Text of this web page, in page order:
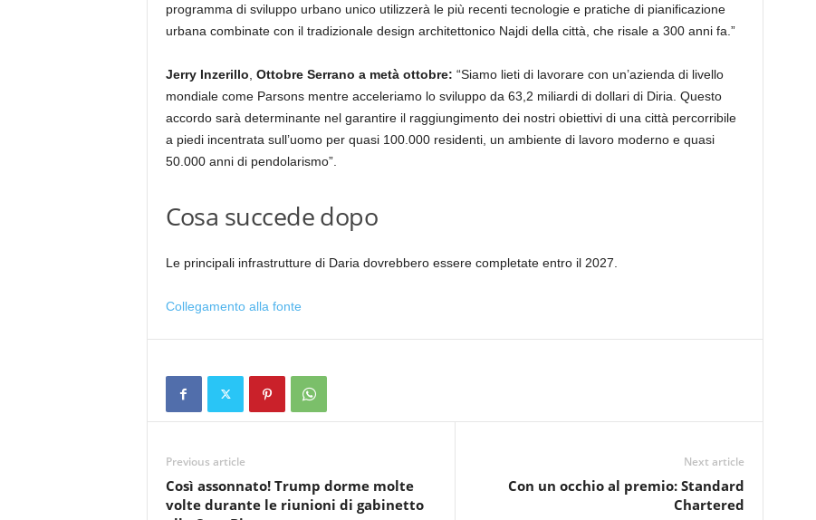
programma di sviluppo urbano unico utilizzerà le più recenti tecnologie e pratiche di pianificazione
urbana combinate con il tradizionale design architettonico Najdi della città, che risale a 300 anni fa.”
Jerry Inzerillo Ottobre Serrano a metà ottobre: “Siamo lieti di lavorare con un’azienda di livello
mondiale come Parsons mentre acceleriamo lo sviluppo da 63,2 miliardi di dollari di Diria. Questo
accordo sarà determinante nel garantire il raggiungimento dei nostri obiettivi di una città percorribile
a piedi incentrata sull’uomo per quasi 100.000 residenti, un ambiente di lavoro moderno e quasi
50.000 anni di pendolarismo”.
Cosa succede dopo
Le principali infrastrutture di Daria dovrebbero essere completate entro il 2027.
Collegamento alla fonte
Previous article
Così assonnato! Trump dorme molte
volte durante le riunioni di gabinetto
Next article
Con un occhio al premio: Standard
Chartered